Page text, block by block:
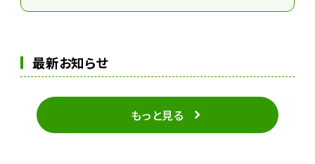
最新お知らせ
もっと見る